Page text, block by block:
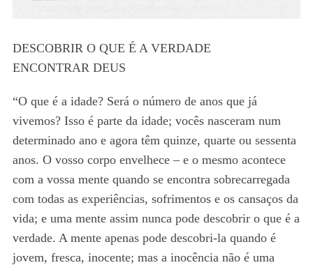
DESCOBRIR O QUE É A VERDADE
ENCONTRAR DEUS
“O que é a idade? Será o número de anos que já
vivemos? Isso é parte da idade; vocês nasceram num
determinado ano e agora têm quinze, quarte ou sessenta
anos. O vosso corpo envelhece – e o mesmo acontece
com a vossa mente quando se encontra sobrecarregada
com todas as experiências, sofrimentos e os cansaços da
vida; e uma mente assim nunca pode descobrir o que é a
verdade. A mente apenas pode descobri-la quando é
jovem, fresca, inocente; mas a inocência não é uma